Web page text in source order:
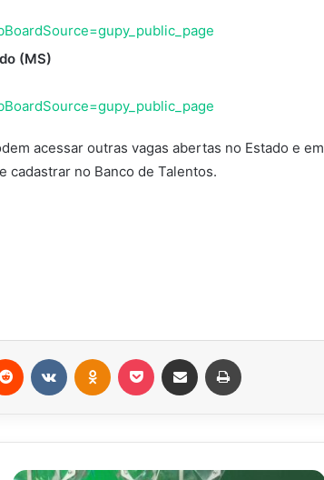
(MS)
acessar outras vagas abertas no Estado e em
cadastrar no Banco de Talentos.
Reddit Pocket Compartilhar via e-mail